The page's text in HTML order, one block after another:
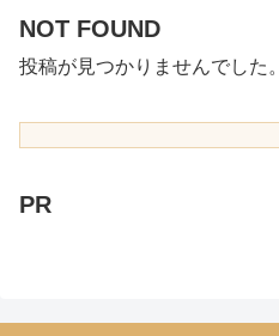
NOT FOUND
投稿が見つかりませんでした。
PR